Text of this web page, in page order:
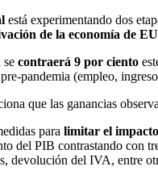
está experimentando dos
de la economía de
se contraerá 9 por ciento
pandemia (empleo,
que las ganancias
para limitar el
del PIB contrastando con
devolución del IVA, entre